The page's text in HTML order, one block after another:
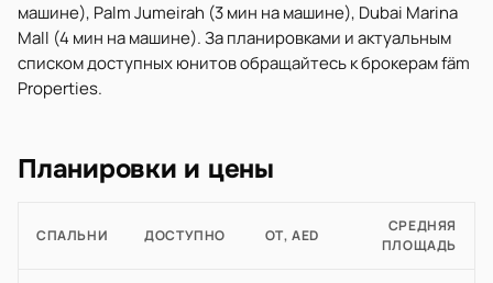
машине), Palm Jumeirah (3 мин на машине), Dubai Marina
Mall (4 мин на машине). За планировками и актуальным
списком доступных юнитов обращайтесь к брокерам fäm
Properties.
Планировки и цены
СПАЛЬНИ ДОСТУПНО ОТ, AED
СРЕДНЯЯ
ПЛОЩАДЬ